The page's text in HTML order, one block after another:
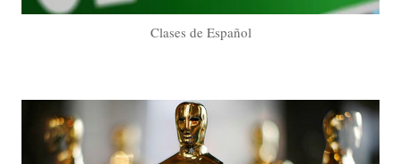
Clases de Español